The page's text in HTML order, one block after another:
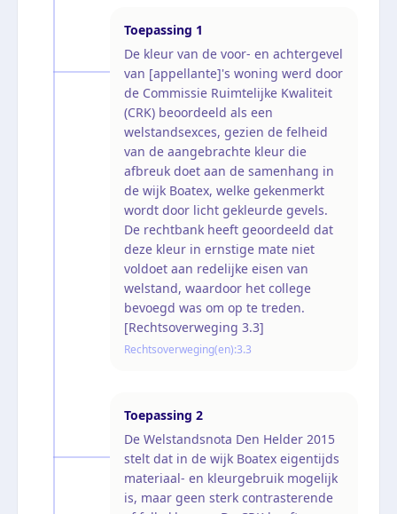
Toepassing 1
De kleur van de voor- en achtergevel
van [appellante]'s woning werd door
de Commissie Ruimtelijke Kwaliteit
(CRK) beoordeeld als een
welstandsexces, gezien de felheid
van de aangebrachte kleur die
afbreuk doet aan de samenhang in
de wijk Boatex, welke gekenmerkt
wordt door licht gekleurde gevels.
De rechtbank heeft geoordeeld dat
deze kleur in ernstige mate niet
voldoet aan redelijke eisen van
welstand, waardoor het college
bevoegd was om op te treden.
[Rechtsoverweging 3.3]
Rechtsoverweging(en):3.3
Toepassing 2
De Welstandsnota Den Helder 2015
stelt dat in de wijk Boatex eigentijds
materiaal- en kleurgebruik mogelijk
is, maar geen sterk contrasterende